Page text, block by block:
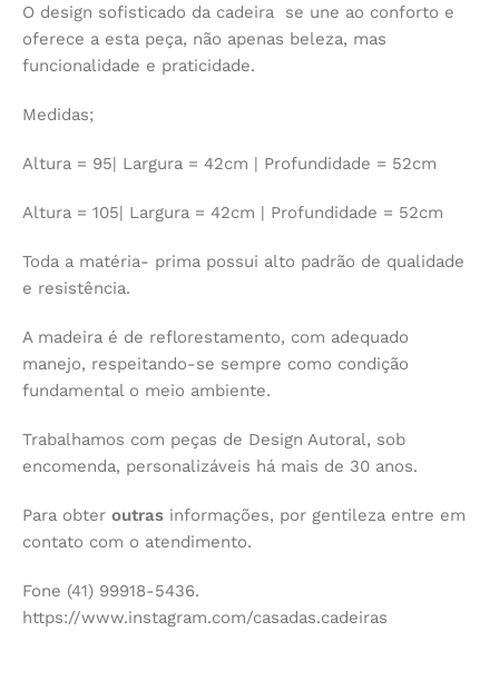
O design sofisticado da cadeira se une ao conforto e
oferece a esta peça, não apenas beleza, mas
funcionalidade e praticidade.
Medidas;
Altura = 95| Largura = 42cm | Profundidade = 52cm
Altura = 105| Largura = 42cm | Profundidade = 52cm
Toda a matéria- prima possui alto padrão de qualidade
e resistência.
A madeira é de reflorestamento, com adequado
manejo, respeitando-se sempre como condição
fundamental o meio ambiente.
Trabalhamos com peças de Design Autoral, sob
encomenda, personalizáveis há mais de 30 anos.
Para obter outras informações, por gentileza entre em
contato com o atendimento.
Fone (41) 99918-5436.
https://www.instagram.com/casadas.cadeiras